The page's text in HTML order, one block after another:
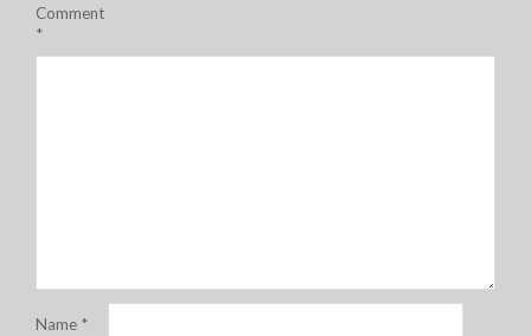
Comment
*
Name *